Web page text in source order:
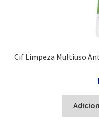
Cif Limpeza Multiuso